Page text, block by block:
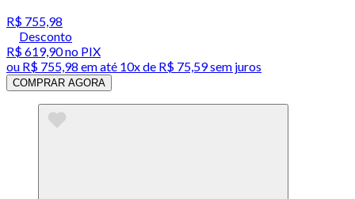
R$ 755,98
Desconto
R$ 619,90no PIX
ou R$ 755,98 em até 10x de R$ 75,59 sem juros
COMPRAR AGORA